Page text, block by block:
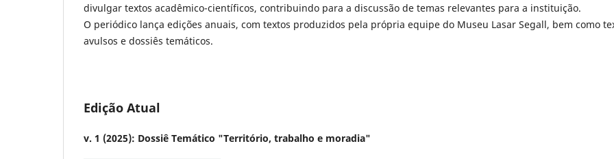
divulgar textos acadêmico-científicos, contribuindo para a discussão de temas relevantes para a instituição.
O periódico lança edições anuais, com textos produzidos pela própria equipe do Museu Lasar Segall, bem como
avulsos e dossiês temáticos.
Edição Atual
v. 1 (2025): Dossiê Temático "Território, trabalho e moradia"